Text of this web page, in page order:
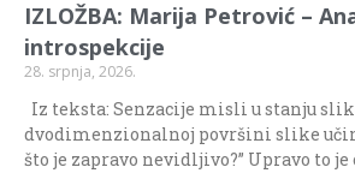
IZLOŽBA: Marija Petrović –
introspekcije
28. srpnja, 2026.
Iz teksta: Senzacije misli u stanju
dvodimenzionalnoj površini slike
što je zapravo nevidljivo?” Upravo to je